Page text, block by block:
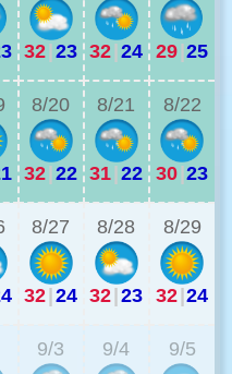
32|23 32|24 29|25
8/20
32|22
8/21
31|22
8/22
30|23
8/27
32|24
8/28
32|23
8/29
32|24
9/3 9/4 9/5